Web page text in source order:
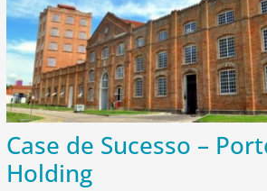
Case de Sucesso –
Holding